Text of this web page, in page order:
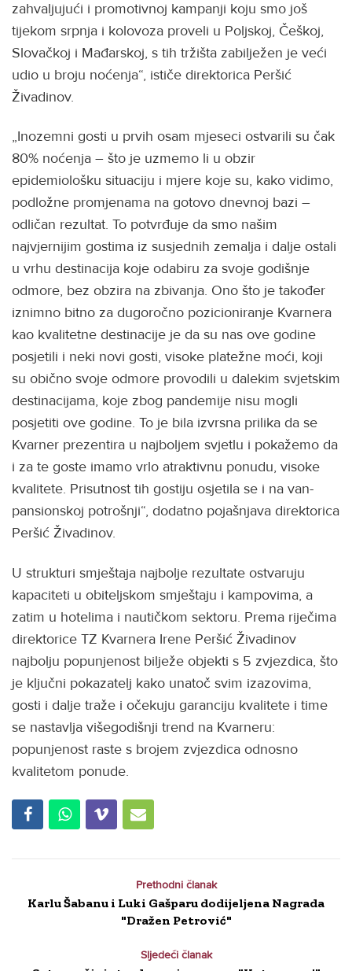
zahvaljujući i promotivnoj kampanji koju smo još
tijekom srpnja i kolovoza proveli u Poljskoj, Češkoj,
Slovačkoj i Mađarskoj, s tih tržišta zabilježen je veći
udio u broju noćenja“, ističe direktorica Peršić
Živadinov.
„Inozemni gosti u prvih osam mjeseci ostvarili su čak
80% noćenja – što je uzmemo li u obzir
epidemiološku situaciju i mjere koje su, kako vidimo,
podložne promjenama na gotovo dnevnoj bazi –
odličan rezultat. To potvrđuje da smo našim
najvjernijim gostima iz susjednih zemalja i dalje ostali
u vrhu destinacija koje odabiru za svoje godišnje
odmore, bez obzira na zbivanja. Ono što je također
iznimno bitno za dugoročno pozicioniranje Kvarnera
kao kvalitetne destinacije je da su nas ove godine
posjetili i neki novi gosti, visoke platežne moći, koji
su obično svoje odmore provodili u dalekim svjetskim
destinacijama, koje zbog pandemije nisu mogli
posjetiti ove godine. To je bila izvrsna prilika da se
Kvarner prezentira u najboljem svjetlu i pokažemo da
i za te goste imamo vrlo atraktivnu ponudu, visoke
kvalitete. Prisutnost tih gostiju osjetila se i na van-
pansionskoj potrošnji“, dodatno pojašnjava direktorica
Peršić Živadinov.
U strukturi smještaja najbolje rezultate ostvaruju
kapaciteti u obiteljskom smještaju i kampovima, a
zatim u hotelima i nautičkom sektoru. Prema riječima
direktorice TZ Kvarnera Irene Peršić Živadinov
najbolju popunjenost bilježe objekti s 5 zvjezdica, što
je ključni pokazatelj kako unatoč svim izazovima,
gosti i dalje traže i očekuju garanciju kvalitete i time
se nastavlja višegodišnji trend na Kvarneru:
popunjenost raste s brojem zvjezdica odnosno
kvalitetom ponude.
Prethodni članak
Karlu Šabanu i Luki Gašparu dodijeljena Nagrada
"Dražen Petrović"
Sljedeći članak